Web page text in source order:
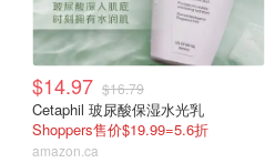
$14.97 $16.79
Cetaphil 玻尿酸保湿水光乳
Shoppers售价$19.99=5.6折
amazon.ca